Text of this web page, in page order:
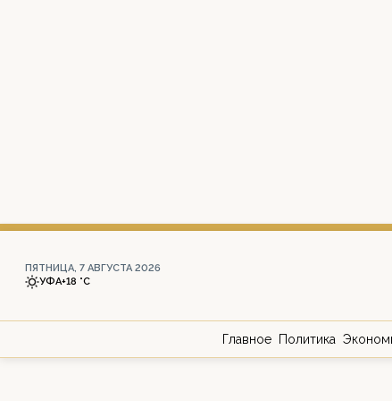
ПЯТНИЦА, 7 АВГУСТА 2026
УФА+18 °С
Главное Политика